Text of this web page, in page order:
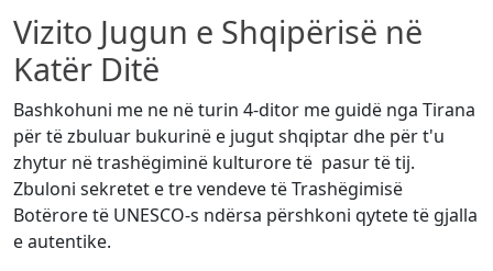
Vizito Jugun e Shqipërisë në
Katër Ditë
Bashkohuni me ne në turin 4-ditor me guidë nga Tirana
për të zbuluar bukurinë e jugut shqiptar dhe për t'u
zhytur në trashëgiminë kulturore të pasur të tij.
Zbuloni sekretet e tre vendeve të Trashëgimisë
Botërore të UNESCO-s ndërsa përshkoni qytete të gjalla
e autentike.